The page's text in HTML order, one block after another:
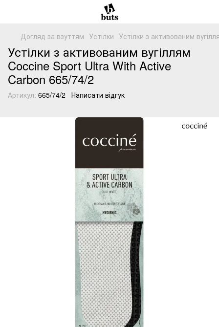
Догляд за взуттям Устілки Устілки з активованим
Устілки з активованим вугіллям
Coccine Sport Ultra With Active
Carbon 665/74/2
Артикул: 665/74/2 Написати відгук